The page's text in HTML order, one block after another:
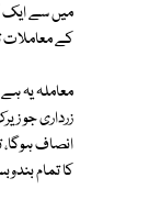
میں سے ایک
کے معاملات
معاملہ یہ
زرداری جو
انصاف
کا تمام